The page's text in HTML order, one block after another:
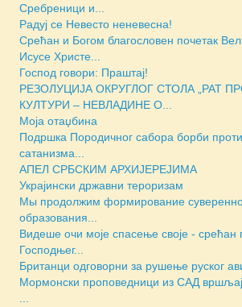
Сребреници и...
Радуј се Невесто неневесна!
Срећан и Богом благословен почетак
Исусе Христе...
Господ говори: Праштај!
РЕЗОЛУЦИЈА ОКРУГЛОГ СТОЛА „РАТ
КУЛТУРИ – НЕВЛАДИНЕ О...
Моја отаџбина
Подршка Породичног сабора борби
сатанизма...
АПЕЛ СРБСКИМ АРХИЈЕРЕЈИМА
Украјински државни тероризам
Мы продолжим формирование
образования...
Видеше очи моје спасење своје - срећан
Господњег...
Британци одговорни за рушење руског
Мормонски проповедници из САД
...